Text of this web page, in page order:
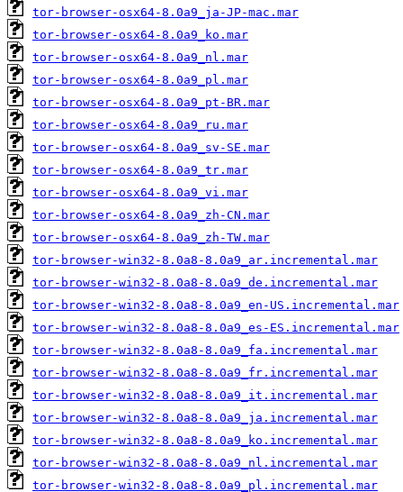
tor-browser-osx64-8.0a9_ja-JP-mac.mar
tor-browser-osx64-8.0a9_ko.mar
tor-browser-osx64-8.0a9_nl.mar
tor-browser-osx64-8.0a9_pl.mar
tor-browser-osx64-8.0a9_pt-BR.mar
tor-browser-osx64-8.0a9_ru.mar
tor-browser-osx64-8.0a9_sv-SE.mar
tor-browser-osx64-8.0a9_tr.mar
tor-browser-osx64-8.0a9_vi.mar
tor-browser-osx64-8.0a9_zh-CN.mar
tor-browser-osx64-8.0a9_zh-TW.mar
tor-browser-win32-8.0a8-8.0a9_ar.incremental.mar
tor-browser-win32-8.0a8-8.0a9_de.incremental.mar
tor-browser-win32-8.0a8-8.0a9_en-US.incremental.mar
tor-browser-win32-8.0a8-8.0a9_es-ES.incremental.mar
tor-browser-win32-8.0a8-8.0a9_fa.incremental.mar
tor-browser-win32-8.0a8-8.0a9_fr.incremental.mar
tor-browser-win32-8.0a8-8.0a9_it.incremental.mar
tor-browser-win32-8.0a8-8.0a9_ja.incremental.mar
tor-browser-win32-8.0a8-8.0a9_ko.incremental.mar
tor-browser-win32-8.0a8-8.0a9_nl.incremental.mar
tor-browser-win32-8.0a8-8.0a9_pl.incremental.mar